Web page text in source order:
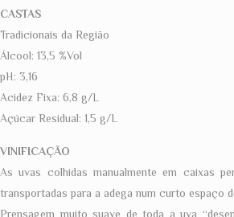
CASTAS
Tradicionais da Região
Álcool: 13,5 %Vol
pH: 3,16
Acidez Fixa: 6,8 g/L
Açúcar Residual: 1,5 g/L
VINIFICAÇÃO
As uvas colhidas manualmente em caixas
transportadas para a adega num curto espaço
Prensagem muito suave de toda a uva